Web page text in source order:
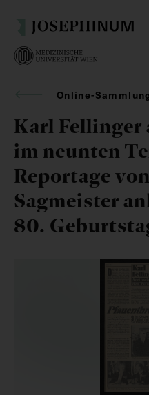
Online-Sammlung
Karl Fellinger
im neunten
Reportage
Sagmeister
80.